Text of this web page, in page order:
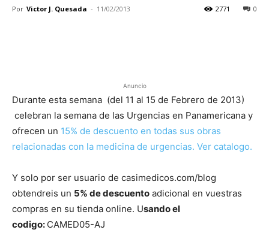
Por Victor J. Quesada - 11/02/2013 0
2771
Anuncio
Durante esta semana (del 11 al 15 de Febrero de 2013)
celebran la semana de las Urgencias en Panamericana y
ofrecen un 15% de descuento en todas sus obras
relacionadas con la medicina de urgencias. Ver catalogo.
Y solo por ser usuario de casimedicos.com/blog
obtendreis un 5% de descuento adicional en vuestras
compras en su tienda online. Usando el
codigo: CAMED05-AJ